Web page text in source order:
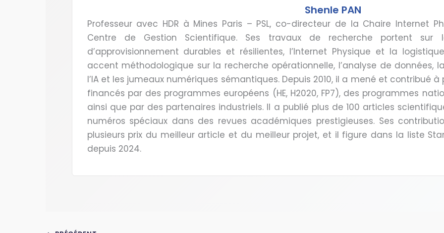
Shenle PAN
Professeur avec HDR à Mines Paris – PSL, co-directeur de la Chaire Internet
Centre de Gestion Scientifique. Ses travaux de recherche portent
d’approvisionnement durables et résilientes, l’Internet Physique et la
accent méthodologique sur la recherche opérationnelle, l’analyse de données,
l’IA et les jumeaux numériques sémantiques. Depuis 2010, il a mené et contribué
financés par des programmes européens (HE, H2020, FP7), des programmes
ainsi que par des partenaires industriels. Il a publié plus de 100 articles
numéros spéciaux dans des revues académiques prestigieuses. Ses
plusieurs prix du meilleur article et du meilleur projet, et il figure dans la liste
depuis 2024.